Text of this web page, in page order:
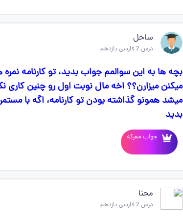
ساحل
درس 2 فارسی یازدهم
بچه ها به این سوالمم جواب بدید، تو کارنامه
میکنن میزارن؟؟ اخه مال نوبت اول رو چنین کاری
میشد همونو گذاشته بودن تو کارنامه، اگه با
بدید
جواب معرکه
محنا
درس 2 فارسی یازدهم